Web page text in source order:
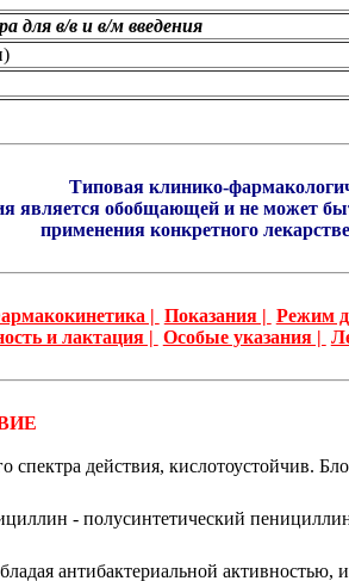
для в/в и в/м введения
Типовая клинико-
является обобщающей и не может
применения конкретного
| Показания | Режим
и лактация | Особые указания |
действия, кислотоустойчив.
- полусинтетический
антибактериальной